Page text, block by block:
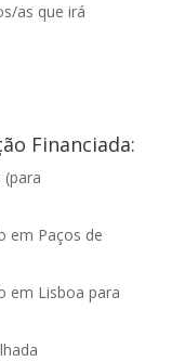
as que irá
Financiada:
(para
em Paços de
em Lisboa para